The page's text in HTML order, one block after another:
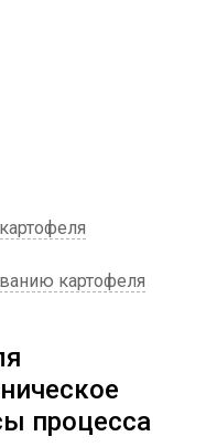
картофеля
процесса